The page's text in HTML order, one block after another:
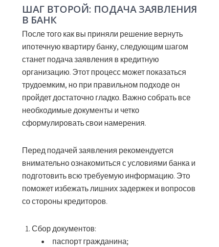
ШАГ ВТОРОЙ: ПОДАЧА ЗАЯВЛЕНИЯ
В БАНК
После того как вы приняли решение вернуть
ипотечную квартиру банку, следующим шагом
станет подача заявления в кредитную
организацию. Этот процесс может показаться
трудоемким, но при правильном подходе он
пройдет достаточно гладко. Важно собрать все
необходимые документы и четко
сформулировать свои намерения.
Перед подачей заявления рекомендуется
внимательно ознакомиться с условиями банка и
подготовить всю требуемую информацию. Это
поможет избежать лишних задержек и вопросов
со стороны кредиторов.
Сбор документов:
паспорт гражданина;